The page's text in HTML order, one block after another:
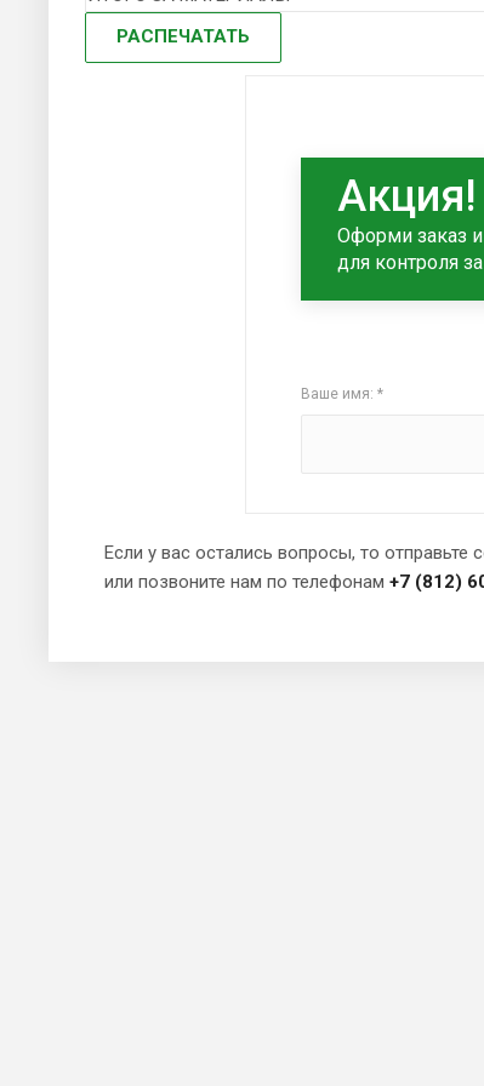
РАСПЕЧАТАТЬ
Акция!
Оформи заказ
для контроля
Ваше имя: *
Если у вас остались вопросы, то отправьте
или позвоните нам по телефонам +7 (812)